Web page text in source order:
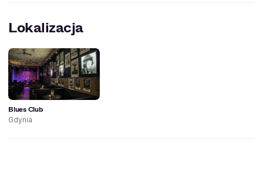
Lokalizacja
Blues Club
Gdynia